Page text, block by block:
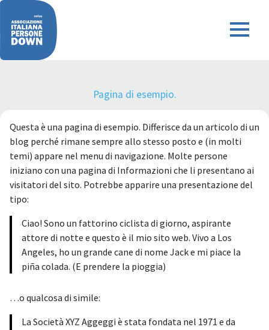
Pagina di esempio.
Questa è una pagina di esempio. Differisce da un articolo di un
blog perché rimane sempre allo stesso posto e (in molti
temi) appare nel menu di navigazione. Molte persone
iniziano con una pagina di Informazioni che li presentano ai
visitatori del sito. Potrebbe apparire una presentazione del
tipo:
Ciao! Sono un fattorino ciclista di giorno, aspirante
attore di notte e questo è il mio sito web. Vivo a Los
Angeles, ho un grande cane di nome Jack e mi piace la
piña colada. (E prendere la pioggia)
…o qualcosa di simile:
La Società XYZ Aggeggi è stata fondata nel 1971 e da